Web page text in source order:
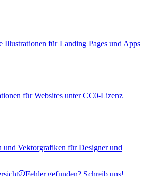
Illustrationen für Landing Pages und Apps
für Websites unter CC0-Lizenz
und Vektorgrafiken für Designer und
Fehler gefunden? Schreib uns!